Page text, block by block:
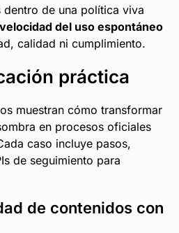
dentro de una política viva
del uso espontáneo
calidad ni cumplimiento.
práctica
muestran cómo transformar
en procesos oficiales
caso incluye pasos,
de seguimiento para
de contenidos con